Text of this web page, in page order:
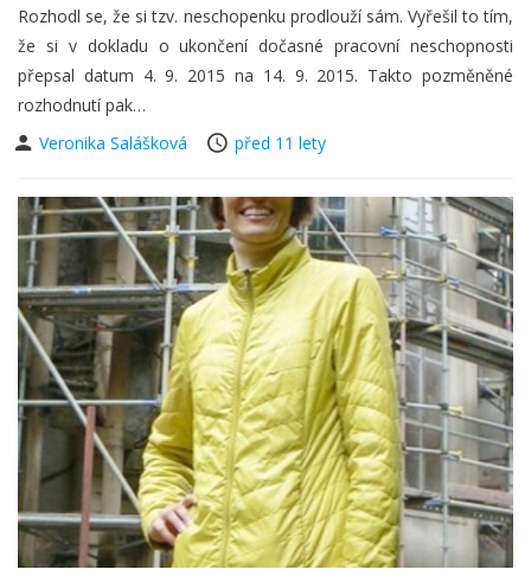
Rozhodl se, že si tzv. neschopenku prodlouží sám. Vyřešil to tím,
že si v dokladu o ukončení dočasné pracovní neschopnosti
přepsal datum 4. 9. 2015 na 14. 9. 2015. Takto pozměněné
rozhodnutí pak…
Veronika Salášková
před 11 lety